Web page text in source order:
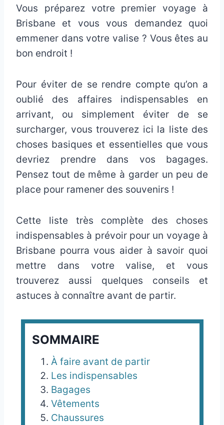
Vous préparez votre premier voyage à
Brisbane et vous vous demandez quoi
emmener dans votre valise ? Vous êtes au
bon endroit !
Pour éviter de se rendre compte qu’on a
oublié des affaires indispensables en
arrivant, ou simplement éviter de se
surcharger, vous trouverez ici la liste des
choses basiques et essentielles que vous
devriez prendre dans vos bagages.
Pensez tout de même à garder un peu de
place pour ramener des souvenirs !
Cette liste très complète des choses
indispensables à prévoir pour un voyage à
Brisbane pourra vous aider à savoir quoi
mettre dans votre valise, et vous
trouverez aussi quelques conseils et
astuces à connaître avant de partir.
SOMMAIRE
À faire avant de partir
Les indispensables
Bagages
Vêtements
Chaussures